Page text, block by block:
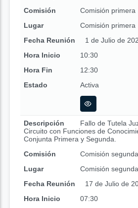
Comisión
Comisión primera
Lugar
Comisión primera
Fecha Reunión
1 de Julio de
Hora Inicio
10:30
Hora Fin
12:30
Estado
Activa
Descripción
Fallo de Tutela
Circuito con Funciones de
Conjunta Primera y Segunda.
Comisión
Comisión segunda
Lugar
Comisión segunda
Fecha Reunión
17 de Julio de
Hora Inicio
07:30